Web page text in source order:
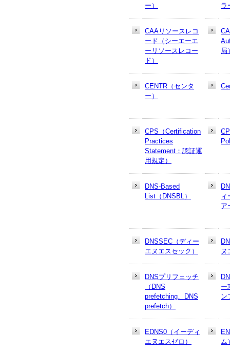
ー）
ラ
CAAリソースレコ
ード（シーエーエ
ーリソースレコー
ド）
局
CENTR（センタ
ー）
CPS（Certification
Practices
Statement：認証運
用規定）
DNS-Based
List（DNSBL）
ィ
ア
DNSSEC（ディー
エヌエスセック）
ヌ
DNSプリフェッチ
（DNS
prefetching、DNS
prefetch）
ー
ン
EDNS0（イーディ
エヌエスゼロ）
ム